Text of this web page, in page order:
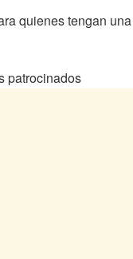
quienes tengan una
patrocinados